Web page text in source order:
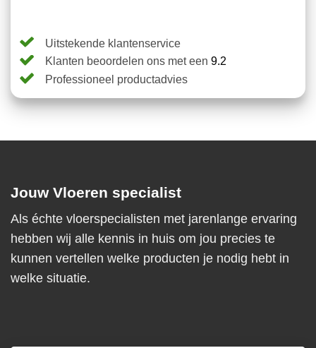
Uitstekende klantenservice
Klanten beoordelen ons met een 9.2
Professioneel productadvies
Jouw Vloeren specialist
Als échte vloerspecialisten met jarenlange ervaring
hebben wij alle kennis in huis om jou precies te
kunnen vertellen welke producten je nodig hebt in
welke situatie.